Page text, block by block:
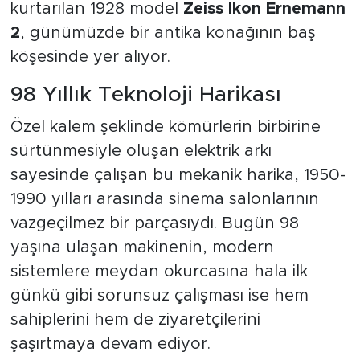
kurtarılan 1928 model Zeiss Ikon Ernemann
2, günümüzde bir antika konağının baş
köşesinde yer alıyor.
98 Yıllık Teknoloji Harikası
Özel kalem şeklinde kömürlerin birbirine
sürtünmesiyle oluşan elektrik arkı
sayesinde çalışan bu mekanik harika, 1950-
1990 yılları arasında sinema salonlarının
vazgeçilmez bir parçasıydı. Bugün 98
yaşına ulaşan makinenin, modern
sistemlere meydan okurcasına hala ilk
günkü gibi sorunsuz çalışması ise hem
sahiplerini hem de ziyaretçilerini
şaşırtmaya devam ediyor.